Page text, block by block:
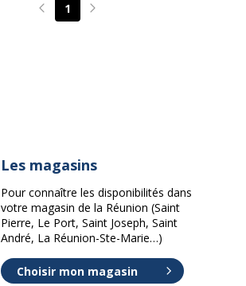
Page précédente
1 Page suivante
Les magasins
Pour connaître les disponibilités dans
votre magasin de la Réunion (Saint
Pierre, Le Port, Saint Joseph, Saint
André, La Réunion-Ste-Marie…)
Choisir mon magasin